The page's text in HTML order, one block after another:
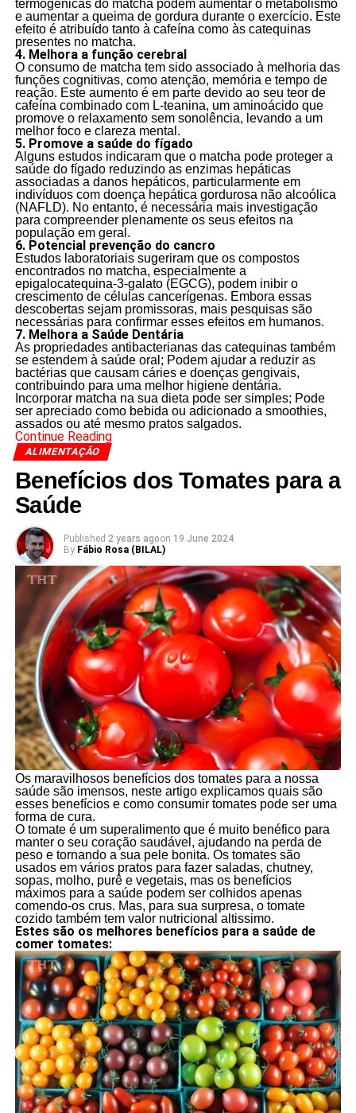
termogénicas do matcha podem aumentar o metabolismo
e aumentar a queima de gordura durante o exercício. Este
efeito é atribuído tanto à cafeína como às catequinas
presentes no matcha.
4. Melhora a função cerebral
O consumo de matcha tem sido associado à melhoria das
funções cognitivas, como atenção, memória e tempo de
reação. Este aumento é em parte devido ao seu teor de
cafeína combinado com L-teanina, um aminoácido que
promove o relaxamento sem sonolência, levando a um
melhor foco e clareza mental.
5. Promove a saúde do fígado
Alguns estudos indicaram que o matcha pode proteger a
saúde do fígado reduzindo as enzimas hepáticas
associadas a danos hepáticos, particularmente em
indivíduos com doença hepática gordurosa não alcoólica
(NAFLD). No entanto, é necessária mais investigação
para compreender plenamente os seus efeitos na
população em geral.
6. Potencial prevenção do cancro
Estudos laboratoriais sugeriram que os compostos
encontrados no matcha, especialmente a
epigalocatequina-3-galato (EGCG), podem inibir o
crescimento de células cancerígenas. Embora essas
descobertas sejam promissoras, mais pesquisas são
necessárias para confirmar esses efeitos em humanos.
7. Melhora a Saúde Dentária
As propriedades antibacterianas das catequinas também
se estendem à saúde oral; Podem ajudar a reduzir as
bactérias que causam cáries e doenças gengivais,
contribuindo para uma melhor higiene dentária.
Incorporar matcha na sua dieta pode ser simples; Pode
ser apreciado como bebida ou adicionado a smoothies,
assados ou até mesmo pratos salgados.
Continue Reading
ALIMENTAÇÃO
Benefícios dos Tomates para a
Saúde
Published 2 years agoon 19 June 2024
By Fábio Rosa (BILAL)
Os maravilhosos benefícios dos tomates para a nossa
saúde são imensos, neste artigo explicamos quais são
esses benefícios e como consumir tomates pode ser uma
forma de cura.
O tomate é um superalimento que é muito benéfico para
manter o seu coração saudável, ajudando na perda de
peso e tornando a sua pele bonita. Os tomates são
usados em vários pratos para fazer saladas, chutney,
sopas, molho, purê e vegetais, mas os benefícios
máximos para a saúde podem ser colhidos apenas
comendo-os crus. Mas, para sua surpresa, o tomate
cozido também tem valor nutricional altissimo.
Estes são os melhores benefícios para a saúde de
comer tomates: